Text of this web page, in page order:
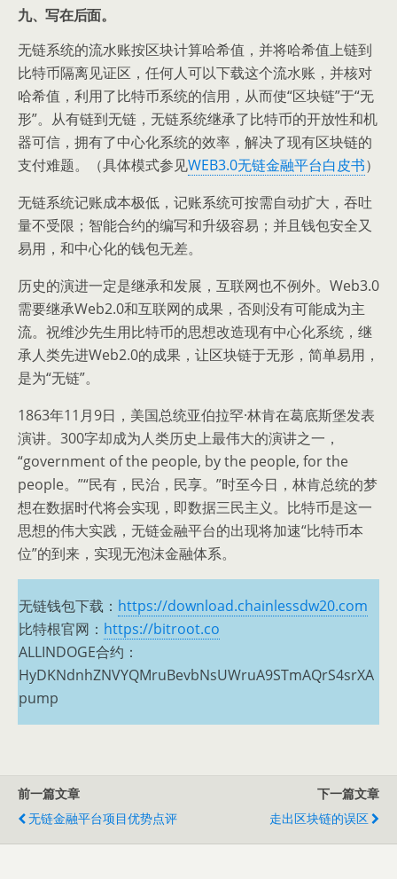
九、写在后面。
无链系统的流水账按区块计算哈希值，并将哈希值上链到
比特币隔离见证区，任何人可以下载这个流水账，并核对
哈希值，利用了比特币系统的信用，从而使“区块链”于“无
形”。从有链到无链，无链系统继承了比特币的开放性和机
器可信，拥有了中心化系统的效率，解决了现有区块链的
支付难题。（具体模式参见WEB3.0无链金融平台白皮书）
无链系统记账成本极低，记账系统可按需自动扩大，吞吐
量不受限；智能合约的编写和升级容易；并且钱包安全又
易用，和中心化的钱包无差。
历史的演进一定是继承和发展，互联网也不例外。Web3.0
需要继承Web2.0和互联网的成果，否则没有可能成为主
流。祝维沙先生用比特币的思想改造现有中心化系统，继
承人类先进Web2.0的成果，让区块链于无形，简单易用，
是为“无链”。
1863年11月9日，美国总统亚伯拉罕·林肯在葛底斯堡发表
演讲。300字却成为人类历史上最伟大的演讲之一，
“government of the people, by the people, for the
people。”“民有，民治，民享。”时至今日，林肯总统的梦
想在数据时代将会实现，即数据三民主义。比特币是这一
思想的伟大实践，无链金融平台的出现将加速“比特币本
位”的到来，实现无泡沫金融体系。
无链钱包下载： https://download.chainlessdw20.com
比特根官网： https://bitroot.co
ALLINDOGE合约：
HyDKNdnhZNVYQMruBevbNsUWruA9STmAQrS4srXA
pump
前一篇文章
无链金融平台项目优势点评
下一篇文章
走出区块链的误区